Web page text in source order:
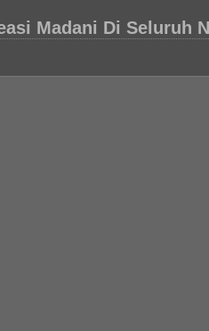
Madani Di Seluruh